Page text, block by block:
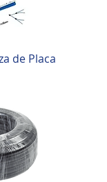
de Placa